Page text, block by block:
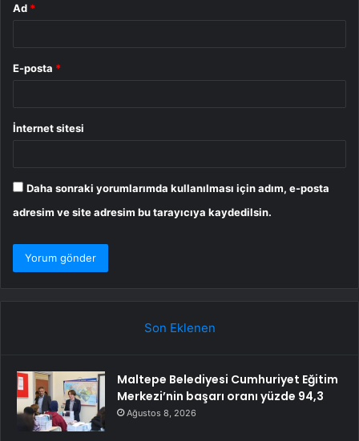
Ad *
E-posta *
İnternet sitesi
Daha sonraki yorumlarımda kullanılması için adım, e-posta
adresim ve site adresim bu tarayıcıya kaydedilsin.
Son Eklenen
Maltepe Belediyesi Cumhuriyet Eğitim
Merkezi’nin başarı oranı yüzde 94,3
Ağustos 8, 2026